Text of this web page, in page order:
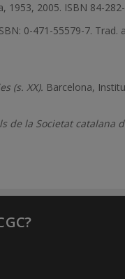
1953, 2005. ISBN 84-
0-471-55579-7. Trad.
(s. XX). Barcelona,
de la Societat catalana